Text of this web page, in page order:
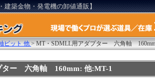
建築金物・発電機の卸値通販】
ビット 他 >MT・SDMLL用アダプター 六角軸
ター 六角軸 160mm: 他:MT-1